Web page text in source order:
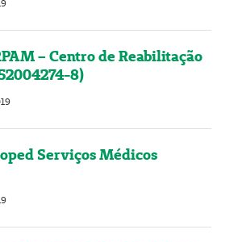
– Centro de Reabilitação
8)
Serviços Médicos